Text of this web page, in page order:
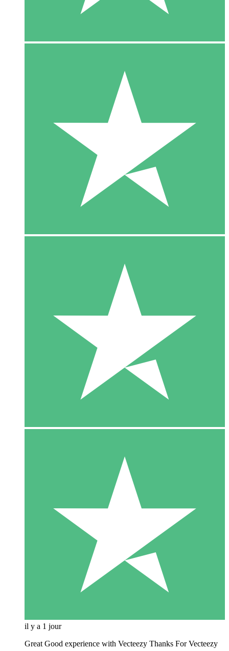
il y a 1 jour
Great Good experience with Vecteezy Thanks For Vecteezy